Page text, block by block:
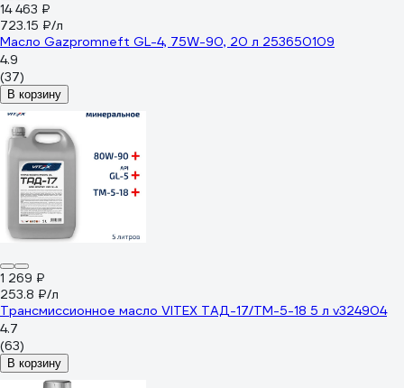
14 463 ₽
723.15 ₽/л
Масло Gazpromneft GL-4, 75W-90, 20 л 253650109
4.9
(37)
В корзину
1 269 ₽
253.8 ₽/л
Трансмиссионное масло VITEX ТАД-17/ТМ-5-18 5 л v324904
4.7
(63)
В корзину